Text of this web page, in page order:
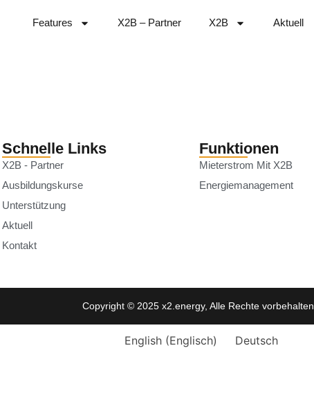
Features X2B – Partner X2B Aktuell
Schnelle Links
X2B - Partner
Ausbildungskurse
Unterstützung
Aktuell
Kontakt
Funktionen
Mieterstrom Mit X2B
Energiemanagement
Copyright © 2025 x2.energy, Alle Rechte vorbehalten.
English (Englisch) Deutsch